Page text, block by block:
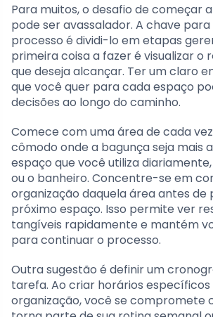
Para muitos, o desafio de começar
pode ser avassalador. A chave para
processo é dividi-lo em etapas
primeira coisa a fazer é visualizar o
que deseja alcançar. Ter um claro
que você quer para cada espaço
decisões ao longo do caminho.
Comece com uma área de cada
cômodo onde a bagunça seja mais
espaço que você utiliza
ou o banheiro. Concentre-se em
organização daquela área antes de
próximo espaço. Isso permite ver
tangíveis rapidamente e mantém
para continuar o processo.
Outra sugestão é definir um
tarefa. Ao criar horários
organização, você se compromete